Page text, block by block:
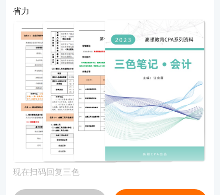
省力
现在扫码回复三色
立即领取CPA六科三色笔记